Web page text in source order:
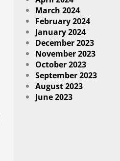
March 2024
February 2024
January 2024
December 2023
November 2023
October 2023
September 2023
August 2023
June 2023